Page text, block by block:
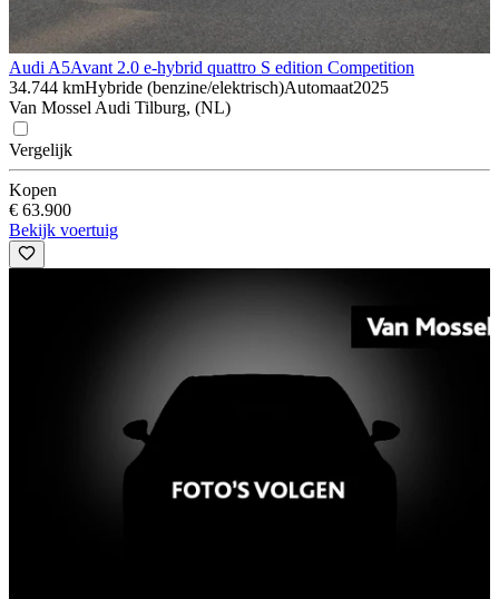
Audi A5Avant 2.0 e-hybrid quattro S edition Competition
34.744 kmHybride (benzine/elektrisch)Automaat2025
Van Mossel Audi Tilburg, (NL)
Vergelijk
Kopen
€ 63.900
Bekijk voertuig